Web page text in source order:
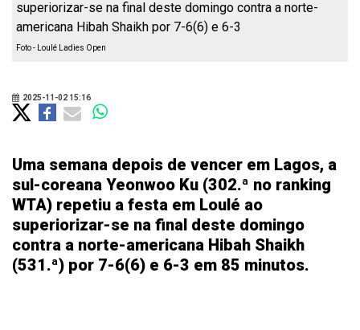
superiorizar-se na final deste domingo contra a norte-
americana Hibah Shaikh por 7-6(6) e 6-3
Foto - Loulé Ladies Open
2025-11-02 15:16
Uma semana depois de vencer em Lagos, a
sul-coreana Yeonwoo Ku (302.ª no ranking
WTA) repetiu a festa em Loulé ao
superiorizar-se na final deste domingo
contra a norte-americana Hibah Shaikh
(531.ª) por 7-6(6) e 6-3 em 85 minutos.